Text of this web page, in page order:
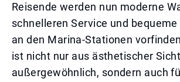
Reisende werden nun moderne
schnelleren Service und
an den Marina-Stationen
ist nicht nur aus ästhetischer Sicht
außergewöhnlich, sondern auch